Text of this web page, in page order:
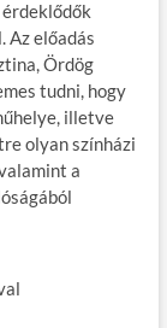
Az előadás
Ördög
tudni, hogy
illetve
olyan színházi
a